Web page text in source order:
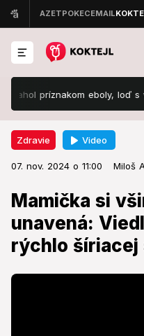
eboly, loď s vyše
Zdravie Video
07. nov. 2024 o 11:00 Miloš
Mamička si
unavená:
rýchlo šíriacej
Zdravie 07. nov. 2024
Mamička si
unavená:
rýchlo šíriacej
S ochorením bojovala